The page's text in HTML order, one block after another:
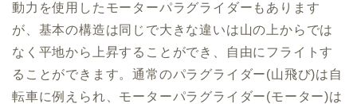
動力を使用したモーターパラグライダーもあります
が、基本の構造は同じで大きな違いは山の上からでは
なく平地から上昇することができ、自由にフライトす
ることができます。通常のパラグライダー(山飛び)は自
転車に例えられ、モーターパラグライダー(モーター)は